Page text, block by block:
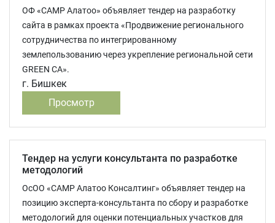
ОФ «САМР Алатоо» объявляет тендер на разработку
сайта в рамках проекта «Продвижение регионального
сотрудничества по интегрированному
землепользованию через укрепление региональной сети
GREEN CA».
г. Бишкек
Просмотр
Тендер на услуги консультанта по разработке
методологий
ОсОО «САМР Алатоо Консалтинг» объявляет тендер на
позицию эксперта-консультанта по сбору и разработке
методологий для оценки потенциальных участков для